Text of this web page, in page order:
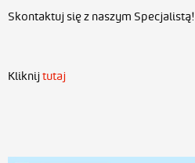
Skontaktuj się z naszym Specjalistą!
Kliknij tutaj